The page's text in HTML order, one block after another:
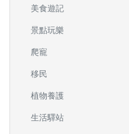
美食遊記
景點玩樂
爬寵
移民
植物養護
生活驛站